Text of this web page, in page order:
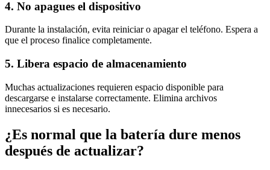
4. No apagues el dispositivo
Durante la instalación, evita reiniciar o apagar el teléfono. Espera a
que el proceso finalice completamente.
5. Libera espacio de almacenamiento
Muchas actualizaciones requieren espacio disponible para
descargarse e instalarse correctamente. Elimina archivos
innecesarios si es necesario.
¿Es normal que la batería dure menos
después de actualizar?